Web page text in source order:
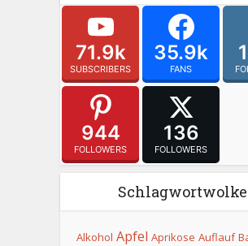
71.9k
SUBSCRIBERS
35.9k
FANS
944
FOLLOWERS
136
FOLLOWERS
Schlagwortwolke
Alkohol Apfel Aprikose Auflauf